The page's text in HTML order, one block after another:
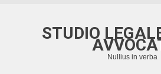
STUDIO
Nullius in verba